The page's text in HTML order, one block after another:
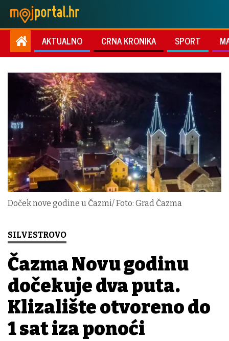
AKTUALNO CRNA KRONIKA SPORT
Doček nove godine u Čazmi/ Foto: Grad Čazma
SILVESTROVO
Čazma Novu godinu
dočekuje dva puta.
Klizalište otvoreno do
1 sat iza ponoći